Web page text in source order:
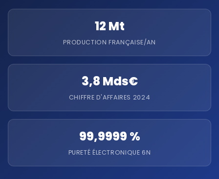
12 Mt
PRODUCTION FRANÇAISE/AN
3,8 Mds€
CHIFFRE D'AFFAIRES 2024
99,9999 %
PURETÉ ÉLECTRONIQUE 6N